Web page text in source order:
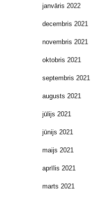
janvāris 2022
decembris 2021
novembris 2021
oktobris 2021
septembris 2021
augusts 2021
jūlijs 2021
jūnijs 2021
maijs 2021
aprīlis 2021
marts 2021